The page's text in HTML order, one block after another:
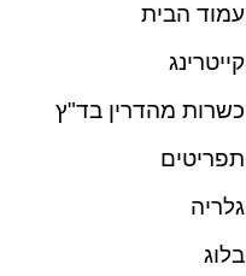
עמוד הבית
קייטרינג
כשרות מהדרין בד"ץ
תפריטים
גלריה
בלוג